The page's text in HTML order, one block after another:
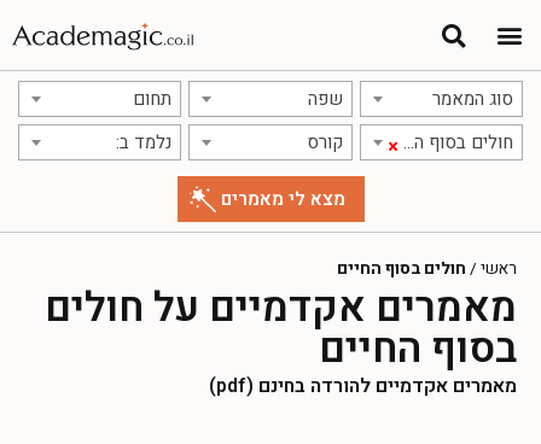
סוג המאמר שפה תחום
× חולים בסוף החיים קורס נלמד ב:
ראשי / חולים בסוף החיים
מאמרים אקדמיים על חולים
בסוף החיים
מאמרים אקדמיים להורדה בחינם (pdf)